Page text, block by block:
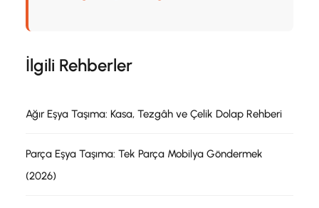
İlgili Rehberler
Ağır Eşya Taşıma: Kasa, Tezgâh ve Çelik Dolap Rehberi
Parça Eşya Taşıma: Tek Parça Mobilya Göndermek
(2026)